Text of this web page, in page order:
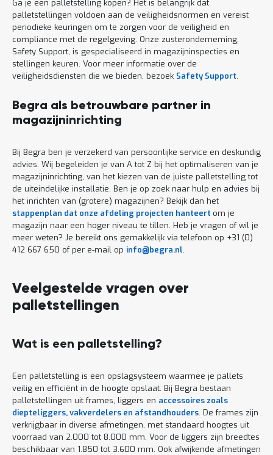
Ga je een palletstelling kopen? Het is belangrijk dat
palletstellingen voldoen aan de veiligheidsnormen en vereist
periodieke keuringen om te zorgen voor de veiligheid en
compliance met de regelgeving. Onze zusteronderneming,
Safety Support, is gespecialiseerd in magazijninspecties en
stellingen keuren. Voor meer informatie over de
veiligheidsdiensten die we bieden, bezoek Safety Support.
Begra als betrouwbare partner in
magazijninrichting
Bij Begra ben je verzekerd van persoonlijke service en deskundig
advies. Wij begeleiden je van A tot Z bij het optimaliseren van je
magazijninrichting, van het kiezen van de juiste palletstelling tot
de uiteindelijke installatie. Ben je op zoek naar hulp en advies bij
het inrichten van (grotere) magazijnen? Bekijk dan het
stappenplan dat onze afdeling projecten hanteert om je
magazijn naar een hoger niveau te tillen. Heb je vragen of wil je
meer weten? Je bereikt ons gemakkelijk via telefoon op +31 (0)
412 667 650 of per e-mail op info@begra.nl.
Veelgestelde vragen over
palletstellingen
Wat is een palletstelling?
Een palletstelling is een opslagsysteem waarmee je pallets
veilig en efficiënt in de hoogte opslaat. Bij Begra bestaan
palletstellingen uit frames, liggers en accessoires zoals
diepteliggers, vakverdelers en afstandhouders. De frames zijn
verkrijgbaar in diverse afmetingen, met standaard hoogtes uit
voorraad van 2.000 tot 8.000 mm. Voor de liggers zijn breedtes
beschikbaar van 1.850 tot 3.600 mm. Ook afwijkende afmetingen